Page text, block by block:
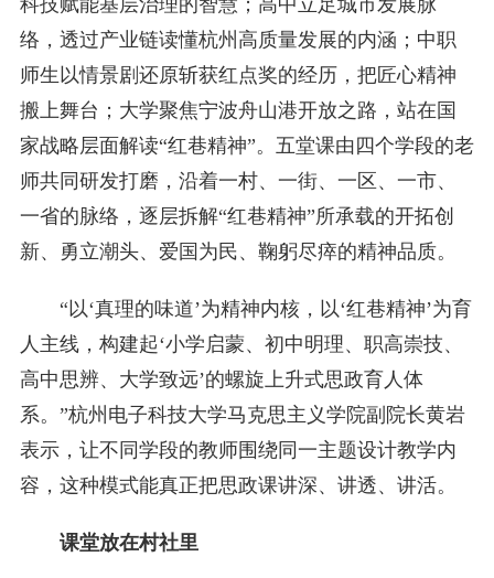
络，透过产业链读懂杭州高质量发展的内涵；中职
师生以情景剧还原斩获红点奖的经历，把匠心精神
搬上舞台；大学聚焦宁波舟山港开放之路，站在国
家战略层面解读“红巷精神”。五堂课由四个学段的老
师共同研发打磨，沿着一村、一街、一区、一市、
一省的脉络，逐层拆解“红巷精神”所承载的开拓创
新、勇立潮头、爱国为民、鞠躬尽瘁的精神品质。
“以‘真理的味道’为精神内核，以‘红巷精神’为育
人主线，构建起‘小学启蒙、初中明理、职高崇技、
高中思辨、大学致远’的螺旋上升式思政育人体
系。”杭州电子科技大学马克思主义学院副院长黄岩
表示，让不同学段的教师围绕同一主题设计教学内
容，这种模式能真正把思政课讲深、讲透、讲活。
课堂放在村社里